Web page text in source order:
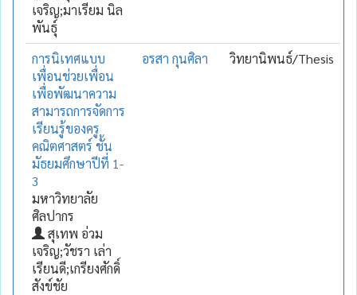
เจริญ;มาเรียม นิล
พันธุ์
การนิเทศแบบ
เพื่อนช่วยเพื่อน
เพื่อพัฒนาความ
สามารถการจัดการ
เรียนรู้ของครู
คณิตศาสตร์ ชั้น
มัธยมศึกษาปีที่ 1-
3
มหาวิทยาลัย
ศิลปากร
สุเทพ อ่วม
เจริญ;วัชรา เล่า
เรียนดี;เกรียงศักดิ์
สังข์ชัย
อรสา กุนศิลา วิทยานิพนธ์/Thesis